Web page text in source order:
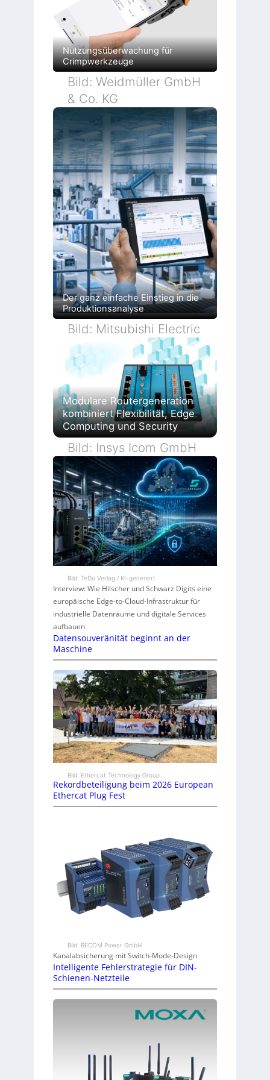
Nutzungsüberwachung für
Crimpwerkzeuge
Bild: Weidmüller GmbH
& Co. KG
Der ganz einfache Einstieg in die
Produktionsanalyse
Bild: Mitsubishi Electric
Modulare Routergeneration
kombiniert Flexibilität, Edge
Computing und Security
Bild: Insys Icom GmbH
Bild: TeDo Verlag / KI-generiert
Interview: Wie Hilscher und Schwarz Digits eine
europäische Edge-to-Cloud-Infrastruktur für
industrielle Datenräume und digitale Services
aufbauen
Datensouveränität beginnt an der
Maschine
Bild: Ethercat Technology Group
Rekordbeteiligung beim 2026 European
Ethercat Plug Fest
Bild: RECOM Power GmbH
Kanalabsicherung mit Switch-Mode-Design
Intelligente Fehlerstrategie für DIN-
Schienen-Netzteile